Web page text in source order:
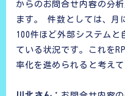
からのお問合せ内容の分
ます。 件数としては、月
100件ほど外部システム
ている状況です。これを
率化を進められると考えて